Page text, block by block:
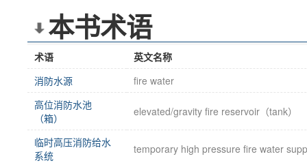
本书术语
术语
英文名称
消防水源
fire water
高位消防水池
（箱）
elevated/gravity fire reservoir（tank）
临时高压消防给水
系统
temporary high pressure fire water